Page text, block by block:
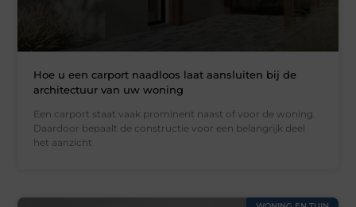
Hoe u een carport naadloos laat aansluiten bij de
architectuur van uw woning
Een carport staat vaak prominent naast of voor de woning.
Daardoor bepaalt de constructie voor een belangrijk deel
het aanzicht